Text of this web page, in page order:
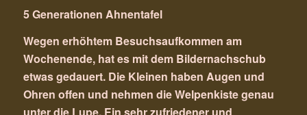
5 Generationen Ahnentafel
Wegen erhöhtem Besuchsaufkommen am
Wochenende, hat es mit dem Bildernachschub
etwas gedauert. Die Kleinen haben Augen und
Ohren offen und nehmen die Welpenkiste genau